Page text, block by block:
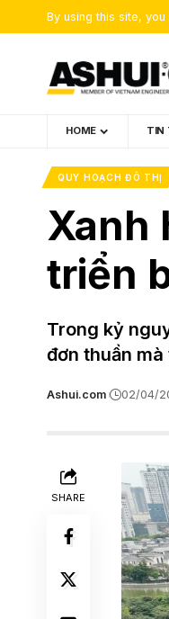
By using this site,
HOME TIN
QUY HOẠCH ĐÔ THỊ
Xanh
triển
Trong kỷ
đơn thuần
Ashui.com 02/04/
SHARE